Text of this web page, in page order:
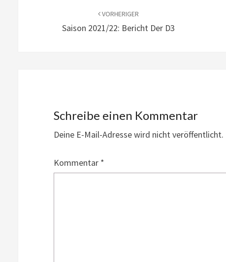
VORHERIGER
Saison 2021/22: Bericht Der D3
Schreibe einen Kommentar
Deine E-Mail-Adresse wird nicht veröffentlicht.
Kommentar *